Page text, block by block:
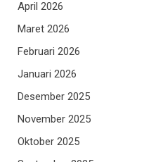
April 2026
Maret 2026
Februari 2026
Januari 2026
Desember 2025
November 2025
Oktober 2025